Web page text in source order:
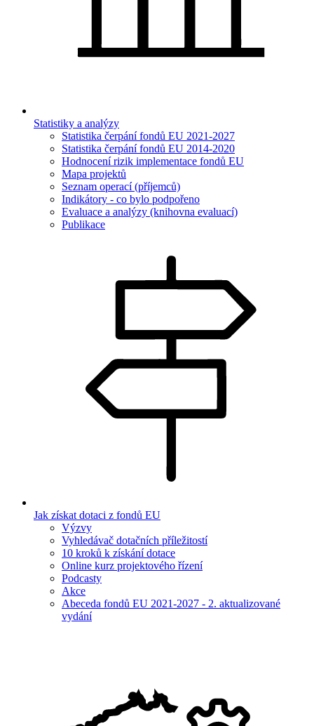
Statistiky a analýzy
Statistika čerpání fondů EU 2021-2027
Statistika čerpání fondů EU 2014-2020
Hodnocení rizik implementace fondů EU
Mapa projektů
Seznam operací (příjemců)
Indikátory - co bylo podpořeno
Evaluace a analýzy (knihovna evaluací)
Publikace
Jak získat dotaci z fondů EU
Výzvy
Vyhledávač dotačních příležitostí
10 kroků k získání dotace
Online kurz projektového řízení
Podcasty
Akce
Abeceda fondů EU 2021-2027 - 2. aktualizované
vydání